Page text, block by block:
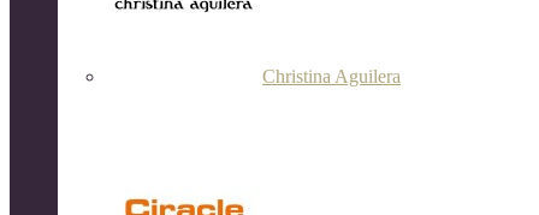
Christina Aguilera